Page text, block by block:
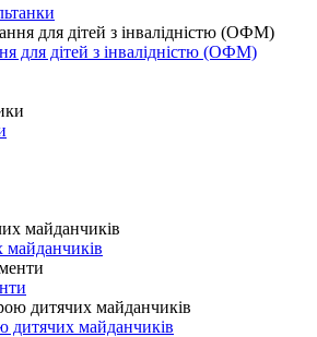
для дітей з інвалідністю (ОФМ)
майданчиків
дитячих майданчиків